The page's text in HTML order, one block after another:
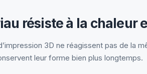
résiste à la chaleur
3D ne réagissent pas de la
leur forme bien plus longtemps.